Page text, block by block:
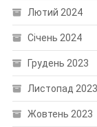
Лютий 2024
Січень 2024
Грудень 2023
Листопад 2023
Жовтень 2023